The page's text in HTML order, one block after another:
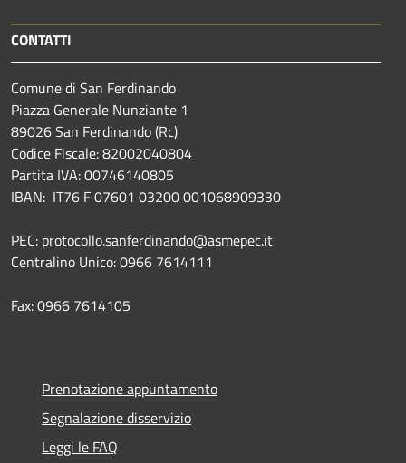
CONTATTI
Comune di San Ferdinando
Piazza Generale Nunziante 1
89026 San Ferdinando (Rc)
Codice Fiscale: 82002040804
Partita IVA: 00746140805
IBAN: IT76 F 07601 03200 001068909330
PEC: protocollo.sanferdinando@asmepec.it
Centralino Unico: 0966 7614111
Fax: 0966 7614105
Prenotazione appuntamento
Segnalazione disservizio
Leggi le FAQ